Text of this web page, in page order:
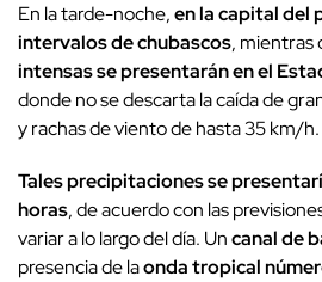
En la tarde-noche,en la capital del
intervalos de chubascos, mientras
intensas se presentarán en el
donde no se descarta la caída de
y rachas de viento de hasta 35 km/h.
Tales precipitaciones se
horas, de acuerdo con las
variar a lo largo del día. Uncanal de
presencia de laonda tropical